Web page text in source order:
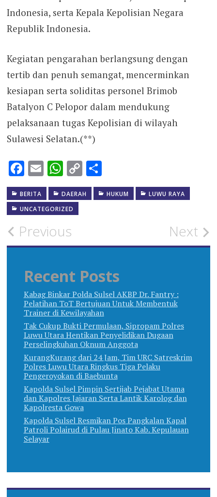
Indonesia, serta Kepala Kepolisian Negara
Republik Indonesia.
Kegiatan pengarahan berlangsung dengan
tertib dan penuh semangat, mencerminkan
kesiapan serta soliditas personel Brimob
Batalyon C Pelopor dalam mendukung
pelaksanaan tugas Kepolisian di wilayah
Sulawesi Selatan.(**)
Facebook
EmailWhatsApp
Copy
Link
Share
BERITA DAERAH HUKUM
LUWU RAYA
UNCATEGORIZED
Post
navigation
Previous Next
Recent Posts
Kabag Binkar Polda Sulsel AKBP Dr. Fantry :
Pelatihan ToT Bertujuan Untuk Membentuk
Trainer di Kewilayahan
Tak Cukup Bukti Permulaan, Sipropam Polres
Luwu Utara Hentikan Penyelidikan Dugaan
Perselingkuhan Oknum Anggota
KurangKurang dari 24 Jam, Tim URC Satreskrim
Polres Luwu Utara Ringkus Tiga Pelaku
Pengeroyokan di Baebunta
Kapolda Sulsel Pimpin Sertijab Pejabat Utama
dan Kapolres Jajaran Serta Lantik Karolog dan
Kapolresta Gowa
Kapolda Sulsel Resmikan Pos Pangkalan Kapal
Patroli Polairud di Pulau Jinato Kab. Kepulauan
Selayar